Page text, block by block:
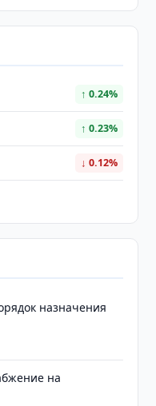
↑ 0.24%
↑ 0.23%
↓ 0.12%
назначения
на